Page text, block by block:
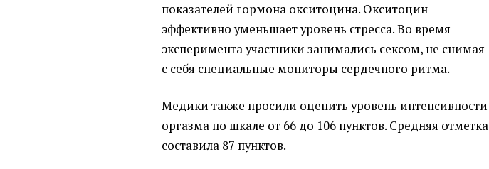
показателей гормона окситоцина. Окситоцин
эффективно уменьшает уровень стресса. Во время
эксперимента участники занимались сексом, не снимая
с себя специальные мониторы сердечного ритма.
Медики также просили оценить уровень интенсивности
оргазма по шкале от 66 до 106 пунктов. Средняя отметка
составила 87 пунктов.